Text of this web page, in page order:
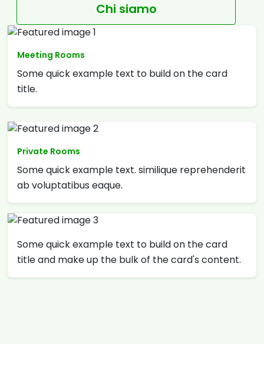
Chi siamo
Meeting Rooms
Some quick example text to build on the card
title.
Private Rooms
Some quick example text. similique reprehenderit
ab voluptatibus eaque.
Some quick example text to build on the card
title and make up the bulk of the card's content.